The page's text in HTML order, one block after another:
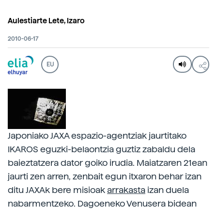
Aulestiarte Lete, Izaro
2010-06-17
EU
Japoniako JAXA espazio-agentziak jaurtitako
IKAROS eguzki-belaontzia guztiz zabaldu dela
baieztatzera dator goiko irudia. Maiatzaren 21ean
jaurti zen arren, zenbait egun itxaron behar izan
ditu JAXAk bere misioak arrakasta izan duela
nabarmentzeko. Dagoeneko Venusera bidean